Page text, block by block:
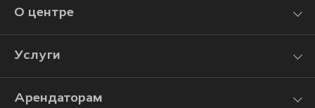
О центре
Услуги
Арендаторам